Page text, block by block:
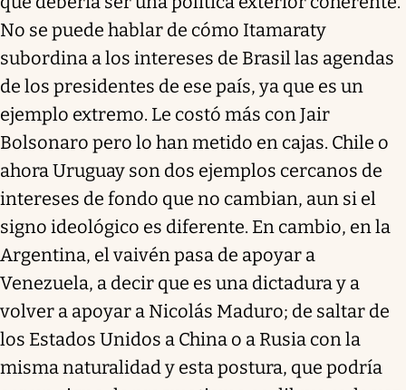
No se puede hablar de cómo Itamaraty
subordina a los intereses de Brasil las agendas
de los presidentes de ese país, ya que es un
ejemplo extremo. Le costó más con Jair
Bolsonaro pero lo han metido en cajas. Chile o
ahora Uruguay son dos ejemplos cercanos de
intereses de fondo que no cambian, aun si el
signo ideológico es diferente. En cambio, en la
Argentina, el vaivén pasa de apoyar a
Venezuela, a decir que es una dictadura y a
volver a apoyar a Nicolás Maduro; de saltar de
los Estados Unidos a China o a Rusia con la
misma naturalidad y esta postura, que podría